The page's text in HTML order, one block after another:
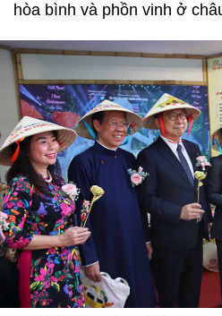
hòa bình và phồn vinh ở